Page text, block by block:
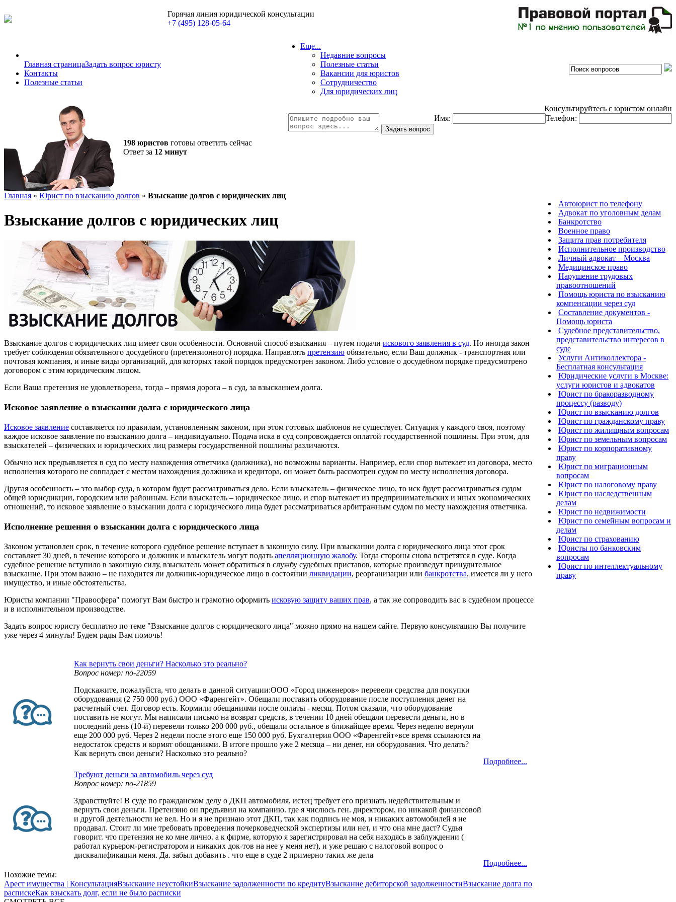
Горячая линия юридической консультации
+7 (495) 128-05-64
Главная страницаЗадать вопрос юристу
Контакты
Полезные статьи
Еще...
Недавние вопросы
Полезные статьи
Вакансии для юристов
Сотрудничество
Для юридических лиц
198 юристов готовы ответить сейчас
Ответ за 12 минут
Консультируйтесь с юристом онлайн
Имя:
Телефон:
Главная » Юрист по взысканию долгов » Взыскание долгов с юридических лиц
Взыскание долгов с юридических лиц
Взыскание долгов с юридических лиц имеет свои особенности. Основной способ взыскания – путем подачи искового заявления в суд. Но иногда закон
требует соблюдения обязательного досудебного (претензионного) порядка. Направлять претензию обязательно, если Ваш должник - транспортная или
почтовая компания, и иные виды организаций, для которых такой порядок предусмотрен законом. Либо условие о досудебном порядке предусмотрено
договором с этим юридическим лицом.
Если Ваша претензия не удовлетворена, тогда – прямая дорога – в суд, за взысканием долга.
Исковое заявление о взыскании долга с юридического лица
Исковое заявление составляется по правилам, установленным законом, при этом готовых шаблонов не существует. Ситуация у каждого своя, поэтому
каждое исковое заявление по взысканию долга – индивидуально. Подача иска в суд сопровождается оплатой государственной пошлины. При этом, для
взыскателей – физических и юридических лиц размеры государственной пошлины различаются.
Обычно иск предъявляется в суд по месту нахождения ответчика (должника), но возможны варианты. Например, если спор вытекает из договора, место
исполнения которого не совпадает с местом нахождения должника и кредитора, он может быть рассмотрен судом по месту исполнения договора.
Другая особенность – это выбор суда, в котором будет рассматриваться дело. Если взыскатель – физическое лицо, то иск будет рассматриваться судом
общей юрисдикции, городским или районным. Если взыскатель – юридическое лицо, и спор вытекает из предпринимательских и иных экономических
отношений, то исковое заявление о взыскании долга с юридического лица будет рассматриваться арбитражным судом по месту нахождения ответчика.
Исполнение решения о взыскании долга с юридического лица
Законом установлен срок, в течение которого судебное решение вступает в законную силу. При взыскании долга с юридического лица этот срок
составляет 30 дней, в течение которого и должник и взыскатель могут подать апелляционную жалобу. Тогда стороны снова встретятся в суде. Когда
судебное решение вступило в законную силу, взыскатель может обратиться в службу судебных приставов, которые произведут принудительное
взыскание. При этом важно – не находится ли должник-юридическое лицо в состоянии ликвидации, реорганизации или банкротства, имеется ли у него
имущество, и иные обстоятельства.
Юристы компании "Правосфера" помогут Вам быстро и грамотно оформить исковую защиту ваших прав, а так же сопроводить вас в судебном процессе
и в исполнительном производстве.
Задать вопрос юристу бесплатно по теме "Взыскание долгов с юридического лица" можно прямо на нашем сайте. Первую консультацию Вы получите
уже через 4 минуты! Будем рады Вам помочь!
Как вернуть свои деньги? Насколько это реально?
Вопрос номер: no-22059
Подскажите, пожалуйста, что делать в данной ситуации:ООО «Город инженеров» перевели средства для покупки
оборудования (2 750 000 руб.) ООО «Фаренгейт». Обещали поставить оборудование после поступления денег на
расчетный счет. Договор есть. Кормили обещаниями после оплаты - месяц. Потом сказали, что оборудование
поставить не могут. Мы написали письмо на возврат средств, в течении 10 дней обещали перевести деньги, но в
последний день (10-й) перевели только 200 000 руб., обещали остальное в ближайщее время. Через неделю вернули
еще 200 000 руб. Через 2 недели после этого еще 150 000 руб. Бухгалтерия ООО «Фаренгейт»все время ссылаются на
недостаток средств и кормят обощаниями. В итоге прошло уже 2 месяца – ни денег, ни оборудования. Что делать?
Как вернуть свои деньги? Насколько это реально?
Подробнее...
Требуют деньги за автомобиль через суд
Вопрос номер: no-21859
Здравствуйте! В суде по гражданском делу о ДКП автомобиля, истец требует его признать недействительным и
вернуть свои деньги. Претензию он предъявил на компанию. где я числюсь ген. директором, но никакой финансовой
и другой деятельности не вел. Но и я не признаю этот ДКП, так как подпись не моя, и никаких автомобилей я не
продавал. Стоит ли мне требовать проведения почерковедческой экспертизы или нет, и что она мне даст? Судья
говорит. что претензия не ко мне лично. а к фирме, которую я зарегистрировал на себя находясь в заблуждении (
работал курьером-регистратором и никаких док-тов на нее у меня нет), и уже решаю с налоговой вопрос о
дисквалификации меня. Да. забыл добавить . что еще в суде 2 примерно таких же дела
Подробнее...
Похожие темы:
Арест имущества | КонсультацияВзыскание неустойкиВзыскание задолженности по кредитуВзыскание дебиторской задолженностиВзыскание долга по
распискеКак взыскать долг, если не было расписки
Автоюрист по телефону
Адвокат по уголовным делам
Банкротство
Военное право
Защита прав потребителя
Исполнительное производство
Личный адвокат – Москва
Медицинское право
Нарушение трудовых
правоотношений
Помощь юриста по взысканию
компенсации через суд
Составление документов -
Помощь юриста
Судебное представительство,
представительство интересов в
суде
Услуги Антиколлектора -
Бесплатная консультация
Юридические услуги в Москве:
услуги юристов и адвокатов
Юрист по бракоразводному
процессу (разводу)
Юрист по взысканию долгов
Юрист по гражданскому праву
Юрист по жилищным вопросам
Юрист по земельным вопросам
Юрист по корпоративному
праву
Юрист по миграционным
вопросам
Юрист по налоговому праву
Юрист по наследственным
делам
Юрист по недвижимости
Юрист по семейным вопросам и
делам
Юрист по страхованию
Юристы по банковским
вопросам
Юрист по интеллектуальному
праву